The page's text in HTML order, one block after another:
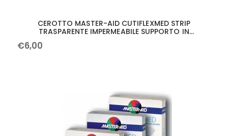
CEROTTO MASTER-AID CUTIFLEXMED STRIP
TRASPARENTE IMPERMEABILE SUPPORTO IN
€6,00